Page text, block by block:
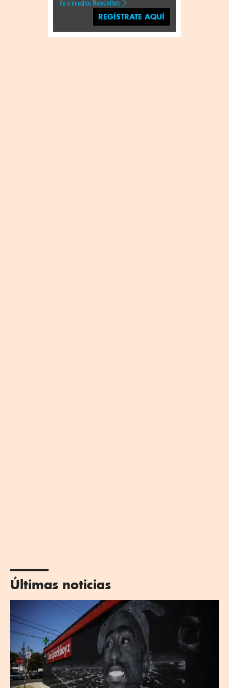
Ve a nuestros Newsletters
REGÍSTRATE AQUÍ
Últimas noticias